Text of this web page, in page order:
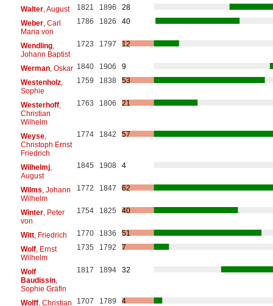
Walter, August 1821 1896
28
Weber, Carl
Maria von
1786 1826 40
Wendling,
Johann Baptist
1723 1797 12
Werman, Oskar 1840 1906
9
Westenholz,
Sophie
1759 1838 53
Westerhoff,
Christian
Wilhelm
1763 1806 21
Weyse,
Christoph Ernst
Friedrich
1774 1842 57
Wilhelmj,
August
1845 1908 4
Wilms , Johann
Wilhelm
1772 1847 62
Winter, Peter
von
1754 1825 40
Witt, Friedrich 1770 1836
51
Wolf, Ernst
Wilhelm
1735 1792 7
Wolf
Baudissin,
Sophie Gräfin
1817 1894 32
Wolff, Christian 1707 1789 4